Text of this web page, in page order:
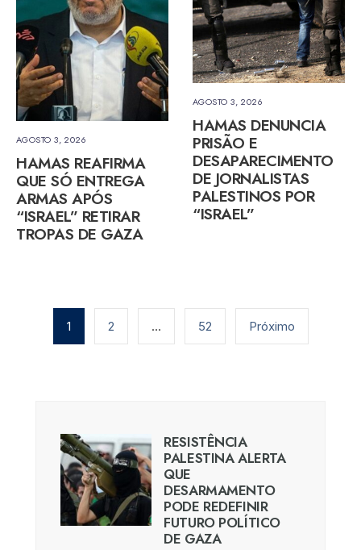
AGOSTO 3, 2026
HAMAS DENUNCIA
PRISÃO E
DESAPARECIMENTO
DE JORNALISTAS
PALESTINOS POR
“ISRAEL”
AGOSTO 3, 2026
HAMAS REAFIRMA
QUE SÓ ENTREGA
ARMAS APÓS
“ISRAEL” RETIRAR
TROPAS DE GAZA
Paginação
1 2 … 52 Próximo
RESISTÊNCIA
PALESTINA ALERTA
QUE
DESARMAMENTO
PODE REDEFINIR
FUTURO POLÍTICO
DE GAZA